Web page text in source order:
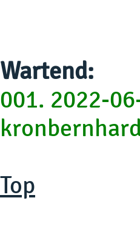
Wartend:
001. 2022-
Top